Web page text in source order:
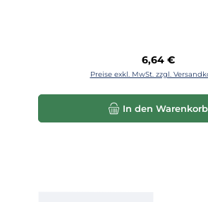
Regulärer
6,64 €
Preise exkl. MwSt. zzgl.
In den Warenkorb